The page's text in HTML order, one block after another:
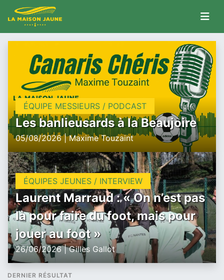
ÉQUIPE MESSIEURS / PODCAST
Les banlieusards à la Beaujoire
05/08/2026 | Maxime Touzaint
ÉQUIPES JEUNES / INTERVIEW
Laurent Marraud : « On n’est pas
là pour faire du foot, mais pour
jouer au foot »
26/06/2026 | Gilles Gallot
DERNIER RÉSULTAT